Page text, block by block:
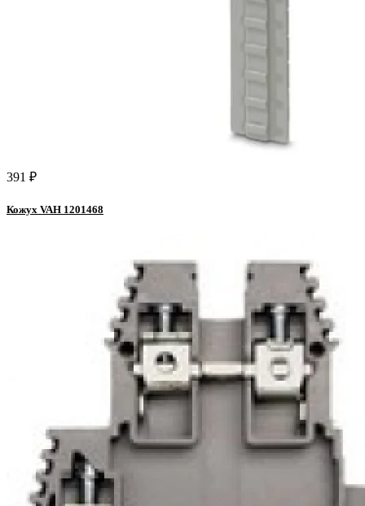
391 ₽
Кожух VAH 1201468